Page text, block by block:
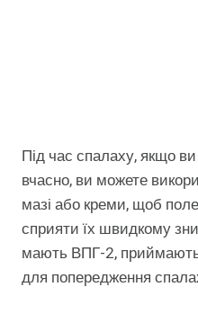
Під час спалаху, якщо
вчасно, ви можете
мазі або креми, щоб
сприяти їх швидкому
мають ВПГ-2, приймають
для попередження